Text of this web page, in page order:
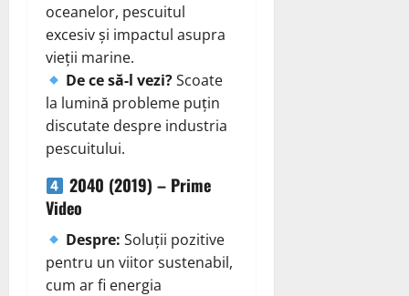
oceanelor, pescuitul
excesiv și impactul asupra
vieții marine.
De ce să-l vezi?Scoate
la lumină probleme puțin
discutate despre industria
pescuitului.
2040 (2019) – Prime
Video
Despre: Soluții pozitive
pentru un viitor sustenabil,
cum ar fi energia